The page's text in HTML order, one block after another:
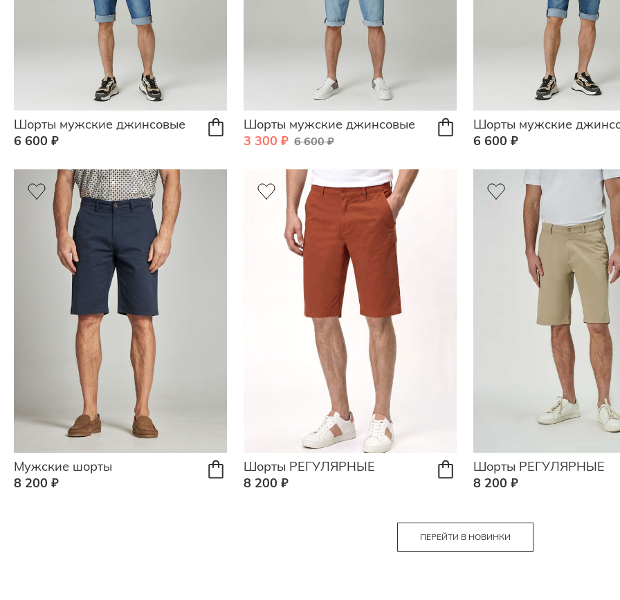
Шорты мужские джинсовые
6 600 ₽
Шорты мужские джинсовые
3 300 ₽ 6 600 ₽
Шорты мужские
6 600 ₽
Мужские шорты
8 200 ₽
Шорты РЕГУЛЯРНЫЕ
8 200 ₽
Шорты РЕГУЛЯРНЫЕ
8 200 ₽
ПЕРЕЙТИ В НОВИНКИ